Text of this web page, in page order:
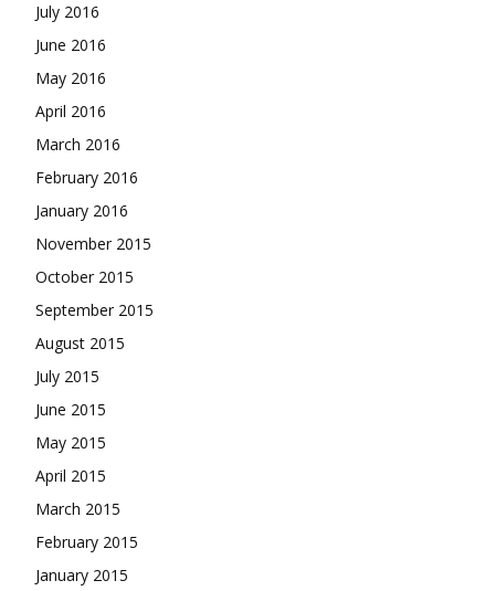
July 2016
June 2016
May 2016
April 2016
March 2016
February 2016
January 2016
November 2015
October 2015
September 2015
August 2015
July 2015
June 2015
May 2015
April 2015
March 2015
February 2015
January 2015